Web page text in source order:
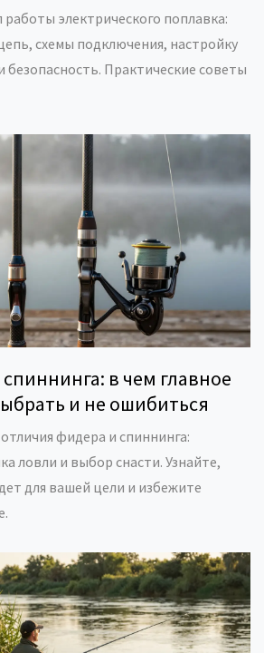
электрического поплавка:
схемы подключения, настройку
безопасность. Практические советы
в чем главное
и не ошибиться
фидера и спиннинга:
ловли и выбор снасти. Узнайте,
для вашей цели и избежите